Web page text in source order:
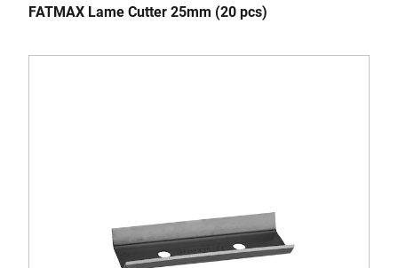
FATMAX Lame Cutter 25mm (20 pcs)